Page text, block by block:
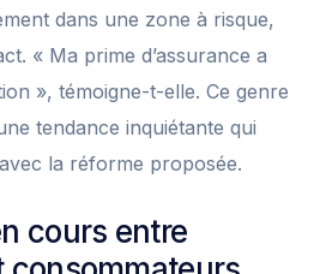
dans une zone à risque,
« Ma prime d’assurance a
», témoigne-t-elle. Ce genre
tendance inquiétante qui
la réforme proposée.
cours entre